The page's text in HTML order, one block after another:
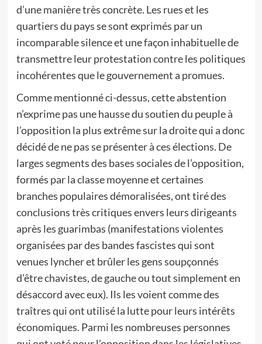
d’une manière très concrète. Les rues et les
quartiers du pays se sont exprimés par un
incomparable silence et une façon inhabituelle de
transmettre leur protestation contre les politiques
incohérentes que le gouvernement a promues.
Comme mentionné ci-dessus, cette abstention
n’exprime pas une hausse du soutien du peuple à
l’opposition la plus extrême sur la droite qui a donc
décidé de ne pas se présenter à ces élections. De
larges segments des bases sociales de l’opposition,
formés par la classe moyenne et certaines
branches populaires démoralisées, ont tiré des
conclusions très critiques envers leurs dirigeants
après les guarimbas (manifestations violentes
organisées par des bandes fascistes qui sont
venues lyncher et brûler les gens soupçonnés
d’être chavistes, de gauche ou tout simplement en
désaccord avec eux). Ils les voient comme des
traîtres qui ont utilisé la lutte pour leurs intérêts
économiques. Parmi les nombreuses personnes